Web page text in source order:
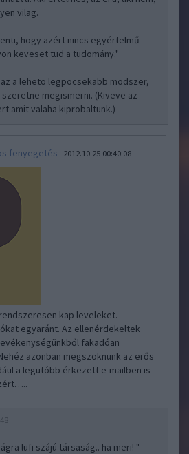
vilag.
hogy azért nincs egyértelmű
keveset tud a tudomány."
a leheto legpocsekabb modszer,
megismerni. (Kiveve az
amit valaha kiprobaltunk.)
fenyegetés 2012.10.25 00:40:08
kap leveleket.
egyaránt. Az ellenérdekeltek
fakadóan
azonban megszoknunk az erős
a legutóbb érkezett e-mailben is
lufi szájú társaság.. ha meri! "